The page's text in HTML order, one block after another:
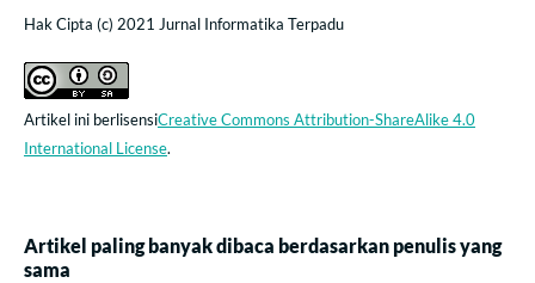
Hak Cipta (c) 2021 Jurnal Informatika Terpadu
Artikel ini berlisensiCreative Commons Attribution-ShareAlike 4.0
International License.
Artikel paling banyak dibaca berdasarkan penulis yang
sama